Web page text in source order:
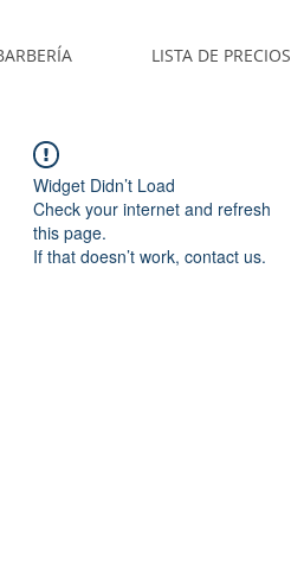
LISTA DE PRECIOS
Widget Didn’t Load
Check your internet and refresh
this page.
If that doesn’t work, contact us.